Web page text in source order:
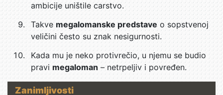
ambicije uništile carstvo.
Takve megalomanske predstaveo sopstvenoj
veličini često su znak nesigurnosti.
Kada mu je neko protivrečio, u njemu se budio
pravi megaloman – netrpeljiv i povređen.
Zanimljivosti